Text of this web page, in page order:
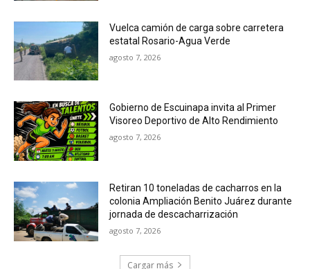
Vuelca camión de carga sobre carretera
estatal Rosario-Agua Verde
agosto 7, 2026
Gobierno de Escuinapa invita al Primer
Visoreo Deportivo de Alto Rendimiento
agosto 7, 2026
Retiran 10 toneladas de cacharros en la
colonia Ampliación Benito Juárez durante
jornada de descacharrización
agosto 7, 2026
Cargar más